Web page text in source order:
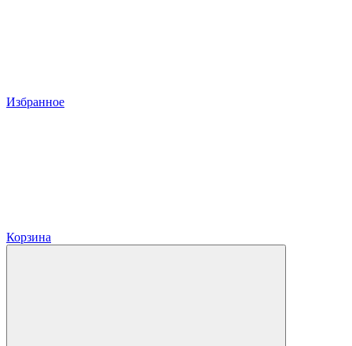
Избранное
Корзина